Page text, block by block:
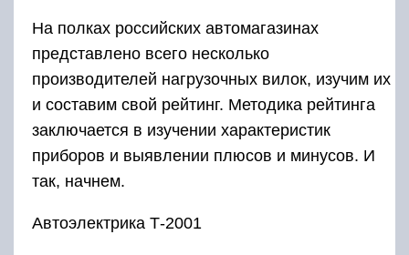
На полках российских автомагазинах
представлено всего несколько
производителей нагрузочных вилок, изучим их
и составим свой рейтинг. Методика рейтинга
заключается в изучении характеристик
приборов и выявлении плюсов и минусов. И
так, начнем.
Автоэлектрика Т-2001